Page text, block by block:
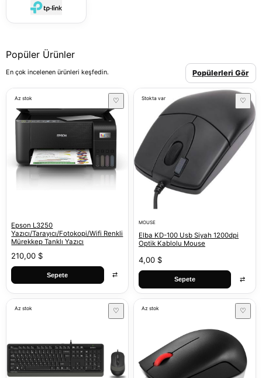
Popüler Ürünler
En çok incelenen ürünleri keşfedin. Popülerleri Gör
Az stok ♡
Epson L3250
Yazıcı/Tarayıcı/Fotokopi/Wifi Renkli
Mürekkep Tanklı Yazıcı
210,00 $
Sepete ⇄
Stokta var ♡
MOUSE
Elba KD-100 Usb Siyah 1200dpi
Optik Kablolu Mouse
4,00 $
Sepete ⇄
Az stok ♡ Az stok ♡